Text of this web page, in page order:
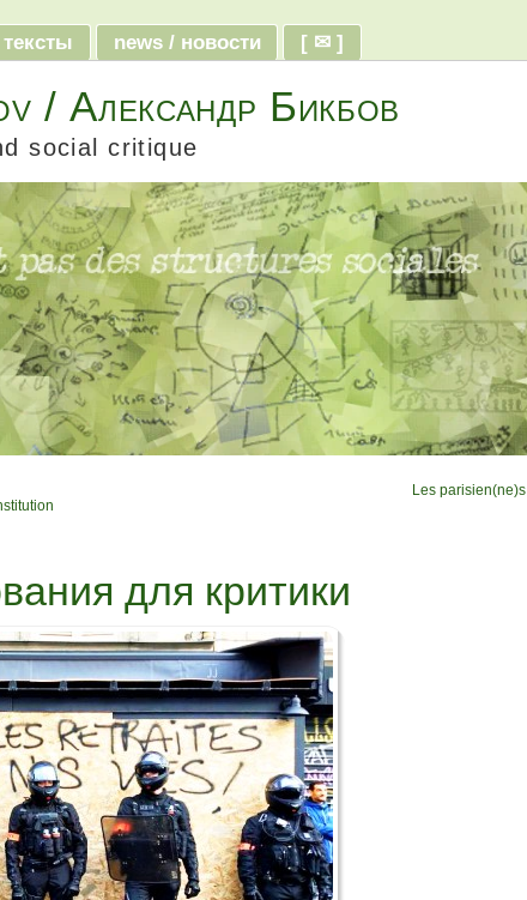
news / новости [ ✉ ]
/ Александр Бикбов
social critique
Les parisien(ne)s
для критики